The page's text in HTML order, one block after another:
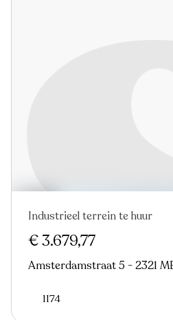
Industrieel terrein te huur
€ 3.679,77
Amsterdamstraat 5 - 2321
1174